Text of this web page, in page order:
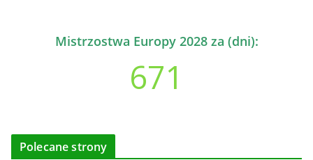
Mistrzostwa Europy 2028 za (dni):
671
Polecane strony